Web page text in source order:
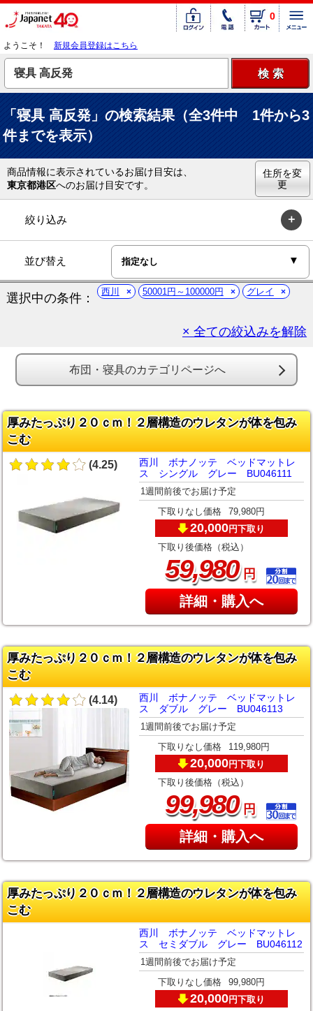
0
ようこそ！ 新規会員登録はこちら
「寝具 高反発」の検索結果（全3件中 1件から3
件までを表示）
商品情報に表示されているお届け目安は、
東京都港区へのお届け目安です。
住所を変
更
絞り込み
並び替え
選択中の条件： 西川 50001円～100000円 グレイ
× 全ての絞込みを解除
布団・寝具のカテゴリページへ
厚みたっぷり２０ｃｍ！２層構造のウレタンが体を包み
こむ
(4.25)
西川 ボナノッテ ベッドマットレ
ス シングル グレー BU046111
1週間前後でお届け予定
下取りなし価格 79,980円
20,000円下取り
下取り後価格（税込）
59,980円
詳細・購入へ
厚みたっぷり２０ｃｍ！２層構造のウレタンが体を包み
こむ
(4.14)
西川 ボナノッテ ベッドマットレ
ス ダブル グレー BU046113
1週間前後でお届け予定
下取りなし価格 119,980円
20,000円下取り
下取り後価格（税込）
99,980円
詳細・購入へ
厚みたっぷり２０ｃｍ！２層構造のウレタンが体を包み
こむ
西川 ボナノッテ ベッドマットレ
ス セミダブル グレー BU046112
1週間前後でお届け予定
下取りなし価格 99,980円
20,000円下取り